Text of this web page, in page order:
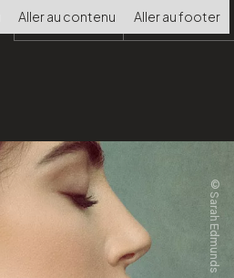
Aller au contenu Aller au footer
Choisir
la
©Sarah Edmunds